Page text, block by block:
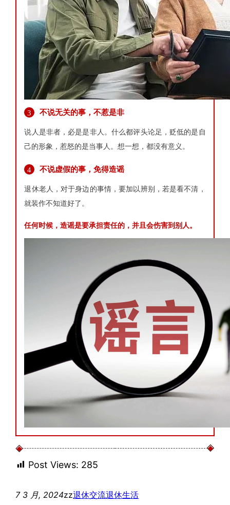
3 不说无关的事，不惹是非
说人是非者，必是是非人。 什么都评头论足，贬低的是自
己的形象，惹怒的是当事人。想一想，都没有意义。
4 不说虚假的事，免得造谣
退休老人，对于身边的事情，要加以辨别，若是看不清，
就装作不知道好了。
任何时候，造谣是要承担责任的，并且会伤害到别人。
Post Views: 285
7 3 月, 2024zz退休交流退休生活